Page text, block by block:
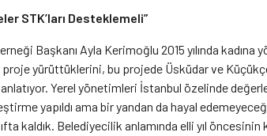
STK’ları Desteklemeli”
Başkanı Ayla Kerimoğlu 2015 yılında
proje yürüttüklerini, bu projede Üsküdar ve
anlatıyor. Yerel yönetimleri İstanbul özelinde
yapıldı ama bir yandan da hayal
kaldık. Belediyecilik anlamında elli yıl